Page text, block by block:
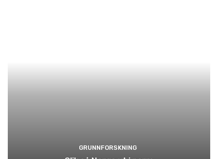
GRUNNFORSKNING